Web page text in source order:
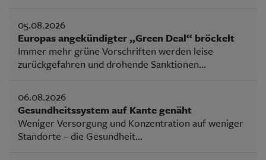
05.08.2026
Europas angekündigter „Green Deal“ bröckelt
Immer mehr grüne Vorschriften werden leise
zurückgefahren und drohende Sanktionen...
06.08.2026
Gesundheitssystem auf Kante genäht
Weniger Versorgung und Konzentration auf weniger
Standorte – die Gesundheit...